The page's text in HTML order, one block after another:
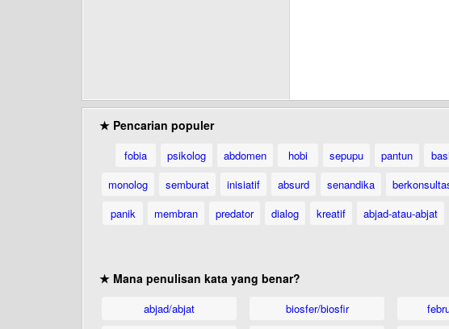
★ Pencarian populer
fobia psikolog abdomen hobi sepupu pantun
monolog
semburat inisiatif absurd senandika
panik
membran predator dialog kreatif abjad-atau-abjat
★ Mana penulisan kata yang benar?
abjad/abjat
biosfer/biosfir